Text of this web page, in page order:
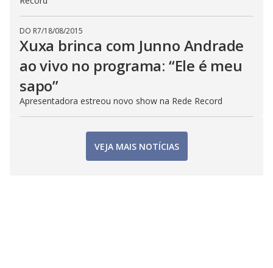
DO R7/18/08/2015
Xuxa brinca com Junno Andrade
ao vivo no programa: “Ele é meu
sapo”
Apresentadora estreou novo show na Rede Record
VEJA MAIS NOTÍCIAS